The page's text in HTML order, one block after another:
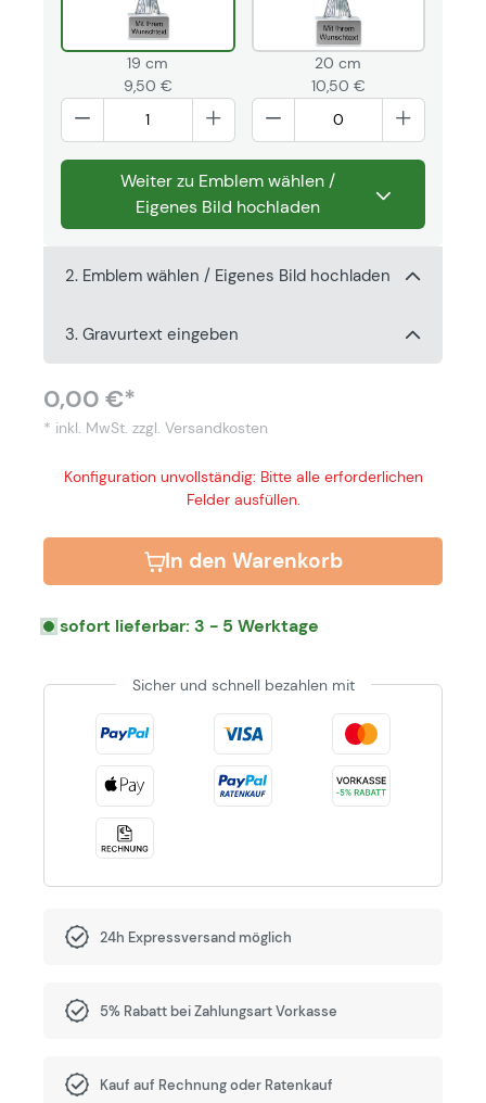
19 cm
9,50 €
20 cm
10,50 €
Weiter zu Emblem wählen /
Eigenes Bild hochladen
2. Emblem wählen / Eigenes Bild hochladen
3. Gravurtext eingeben
0,00 €*
* inkl. MwSt. zzgl. Versandkosten
Konfiguration unvollständig: Bitte alle erforderlichen
Felder ausfüllen.
In den Warenkorb
sofort lieferbar: 3 - 5 Werktage
Sicher und schnell bezahlen mit
24h Expressversand möglich
5% Rabatt bei Zahlungsart Vorkasse
Kauf auf Rechnung oder Ratenkauf